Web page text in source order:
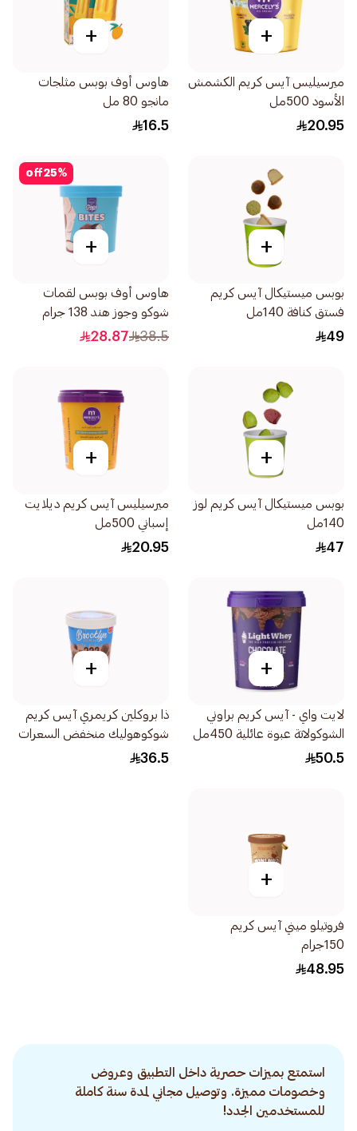
+
ميرسيليس آيس كريم الكشمش
الأسود 500مل
20.95
+
هاوس أوف بوبس مثلجات
مانجو 80 مل
16.5
+
بوبس ميستيكال آيس كريم
فستق كنافة 140مل
49
25%
off
+
هاوس أوف بوبس لقمات
شوكو وجوز هند 138 جرام
38.5
28.87
+
بوبس ميستيكال آيس كريم لوز
140مل
47
+
ميرسيليس آيس كريم ديلايت
إسباني 500مل
20.95
+
لايت واي - آيس كريم براوني
الشوكولاتة عبوة عائلية 450مل
50.5
+
ذا بروكلين كريمري آيس كريم
شوكوهوليك منخفض السعرات
الحرارية 450مل
36.5
+
فروتيلو ميني آيس كريم
150جرام
48.95
استمتع بميزات حصرية داخل التطبيق وعروض
وخصومات مميزة. وتوصيل مجاني لمدة سنة كاملة
للمستخدمين الجدد!